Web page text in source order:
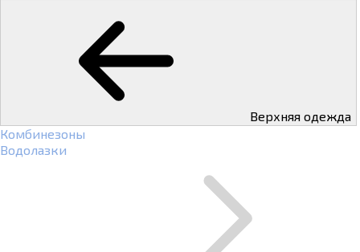
Верхняя одежда
Комбинезоны
Водолазки